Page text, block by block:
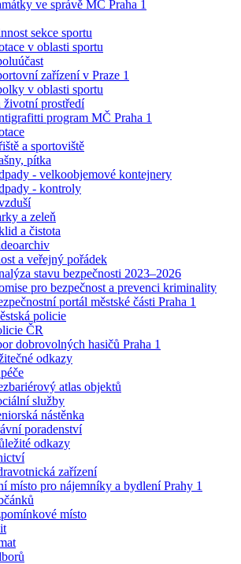
ve správě MČ Praha 1
sekce sportu
v oblasti sportu
zařízení v Praze 1
v oblasti sportu
životní prostředí
program MČ Praha 1
a sportoviště
pítka
- velkoobjemové kontejnery
- kontroly
a zeleň
a čistota
a veřejný pořádek
stavu bezpečnosti 2023–2026
pro bezpečnost a prevenci kriminality
portál městské části Praha 1
policie
ČR
dobrovolných hasičů Praha 1
odkazy
atlas objektů
služby
nástěnka
poradenství
odkazy
zařízení
místo pro nájemníky a bydlení Prahy 1
místo